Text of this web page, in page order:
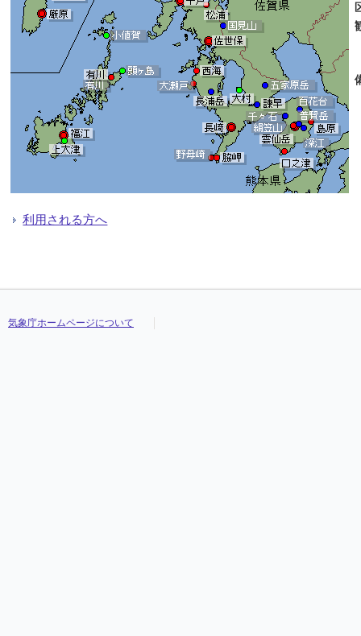
利用される方へ
気象庁ホームページについて